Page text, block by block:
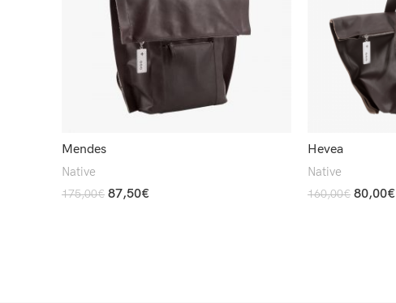
Mendes
Native
175,00€ 87,50€
Hevea
Native
160,00€ 80,00€